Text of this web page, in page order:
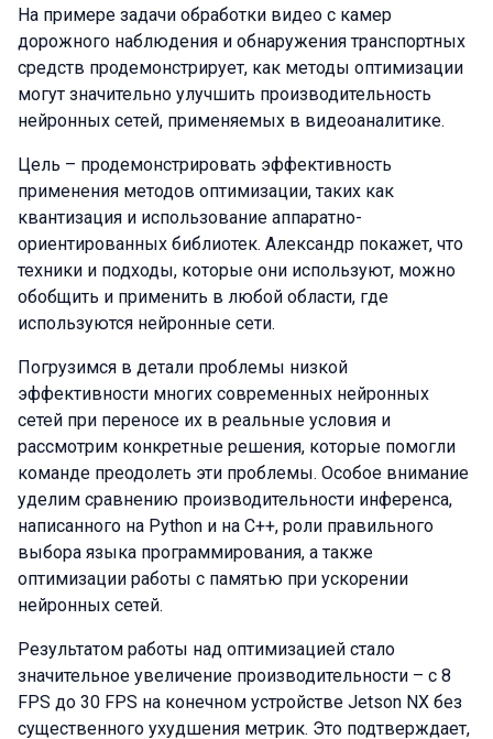
На примере задачи обработки видео с камер
дорожного наблюдения и обнаружения транспортных
средств продемонстрирует, как методы оптимизации
могут значительно улучшить производительность
нейронных сетей, применяемых в видеоаналитике.
Цель – продемонстрировать эффективность
применения методов оптимизации, таких как
квантизация и использование аппаратно-
ориентированных библиотек. Александр покажет, что
техники и подходы, которые они используют, можно
обобщить и применить в любой области, где
используются нейронные сети.
Погрузимся в детали проблемы низкой
эффективности многих современных нейронных
сетей при переносе их в реальные условия и
рассмотрим конкретные решения, которые помогли
команде преодолеть эти проблемы. Особое внимание
уделим сравнению производительности инференса,
написанного на Python и на С++, роли правильного
выбора языка программирования, а также
оптимизации работы с памятью при ускорении
нейронных сетей.
Результатом работы над оптимизацией стало
значительное увеличение производительности – с 8
FPS до 30 FPS на конечном устройстве Jetson NX без
существенного ухудшения метрик. Это подтверждает,